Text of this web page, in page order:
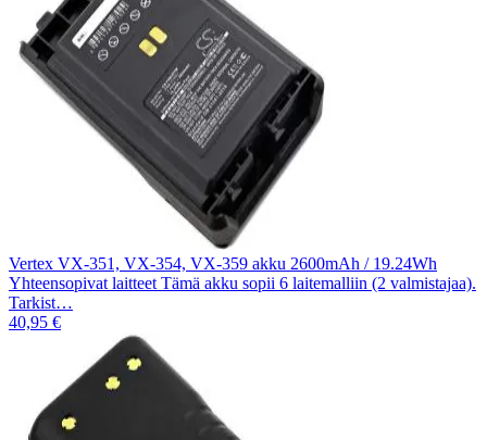
Vertex VX-351, VX-354, VX-359 akku 2600mAh / 19.24Wh
Yhteensopivat laitteet Tämä akku sopii 6 laitemalliin (2 valmistajaa).
Tarkist…
40,95 €